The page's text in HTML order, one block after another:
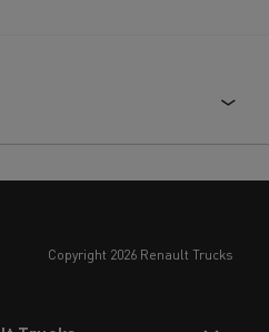
copyright 2026 Renault Trucks